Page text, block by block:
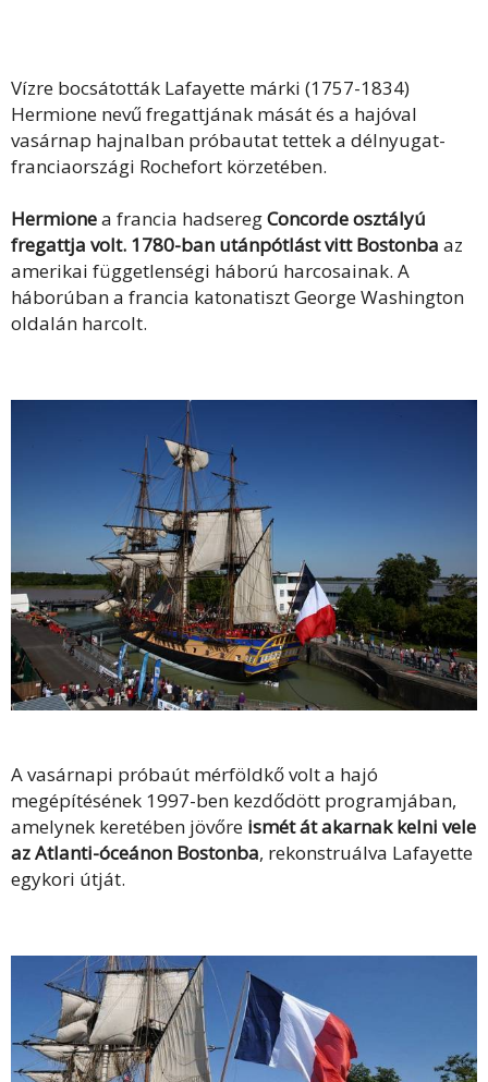
Vízre bocsátották Lafayette márki (1757-1834)
Hermione nevű fregattjának mását és a hajóval
vasárnap hajnalban próbautat tettek a délnyugat-
franciaországi Rochefort körzetében.
Hermionea francia hadseregConcorde osztályú
fregattja volt. 1780-ban utánpótlást vitt Bostonba az
amerikai függetlenségi háború harcosainak. A
háborúban a francia katonatiszt George Washington
oldalán harcolt.
A vasárnapi próbaút mérföldkő volt a hajó
megépítésének 1997-ben kezdődött programjában,
amelynek keretében jövőre ismét át akarnak kelni vele
az Atlanti-óceánon Bostonba, rekonstruálva Lafayette
egykori útját.